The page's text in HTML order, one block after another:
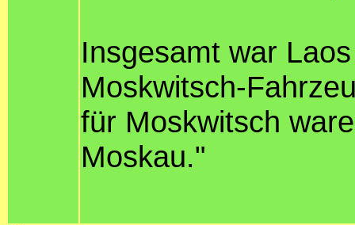
Insgesamt war
Moskwitsch-
für Moskwitsch
Moskau."